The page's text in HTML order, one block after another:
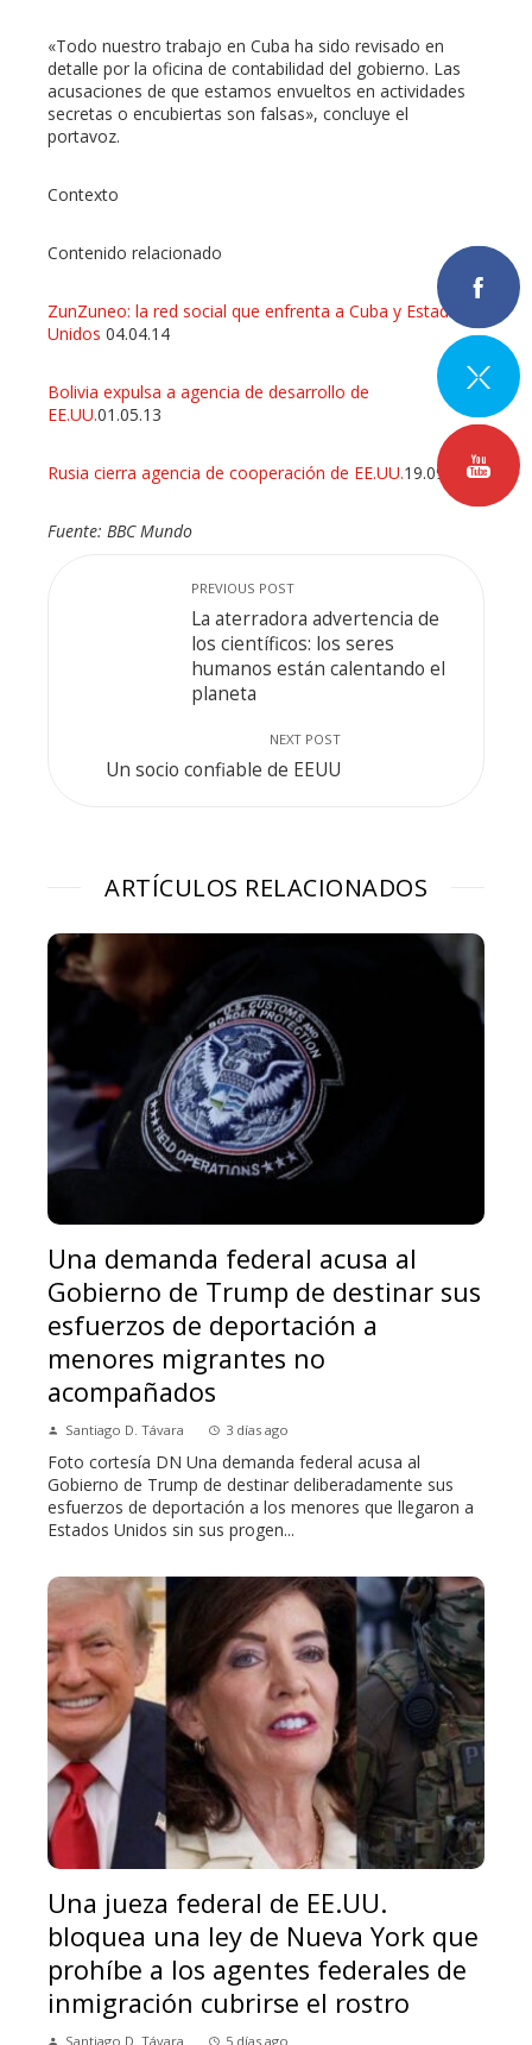
«Todo nuestro trabajo en Cuba ha sido revisado en
detalle por la oficina de contabilidad del gobierno. Las
acusaciones de que estamos envueltos en actividades
secretas o encubiertas son falsas», concluye el
portavoz.
Contexto
Contenido relacionado
ZunZuneo: la red social que enfrenta a Cuba y Estados
Unidos 04.04.14
Bolivia expulsa a agencia de desarrollo de
EE.UU.01.05.13
Rusia cierra agencia de cooperación de EE.UU.19.09.12
Fuente: BBC Mundo
PREVIOUS POST
La aterradora advertencia de
los científicos: los seres
humanos están calentando el
planeta
NEXT POST
Un socio confiable de EEUU
ARTÍCULOS RELACIONADOS
Una demanda federal acusa al
Gobierno de Trump de destinar sus
esfuerzos de deportación a
menores migrantes no
acompañados
Santiago D. Távara 3 días ago
Foto cortesía DN Una demanda federal acusa al
Gobierno de Trump de destinar deliberadamente sus
esfuerzos de deportación a los menores que llegaron a
Estados Unidos sin sus progen...
Una jueza federal de EE.UU.
bloquea una ley de Nueva York que
prohíbe a los agentes federales de
inmigración cubrirse el rostro
Santiago D. Távara 5 días ago